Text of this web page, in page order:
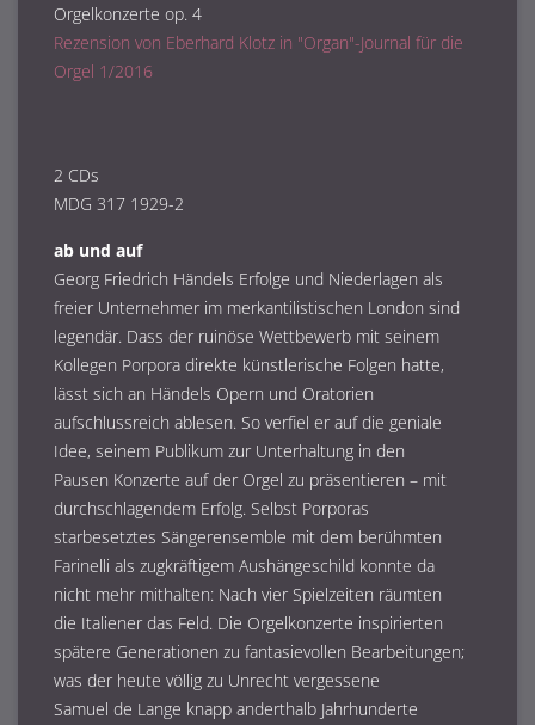
Orgelkonzerte op. 4
Rezension von Eberhard Klotz in "Organ"-Journal für die
Orgel 1/2016
2 CDs
MDG 317 1929-2
ab und auf
Georg Friedrich Händels Erfolge und Niederlagen als
freier Unternehmer im merkantilistischen London sind
legendär. Dass der ruinöse Wettbewerb mit seinem
Kollegen Porpora direkte künstlerische Folgen hatte,
lässt sich an Händels Opern und Oratorien
aufschlussreich ablesen. So verfiel er auf die geniale
Idee, seinem Publikum zur Unterhaltung in den
Pausen Konzerte auf der Orgel zu präsentieren – mit
durchschlagendem Erfolg. Selbst Porporas
starbesetztes Sängerensemble mit dem berühmten
Farinelli als zugkräftigem Aushängeschild konnte da
nicht mehr mithalten: Nach vier Spielzeiten räumten
die Italiener das Feld. Die Orgelkonzerte inspirierten
spätere Generationen zu fantasievollen Bearbeitungen;
was der heute völlig zu Unrecht vergessene
Samuel de Lange knapp anderthalb Jahrhunderte